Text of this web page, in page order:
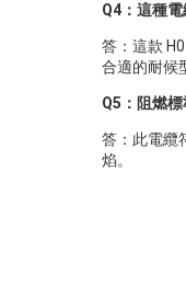
Q4：這種
答：這款
合適的耐候
Q5：阻燃
答：此電纜
焰。